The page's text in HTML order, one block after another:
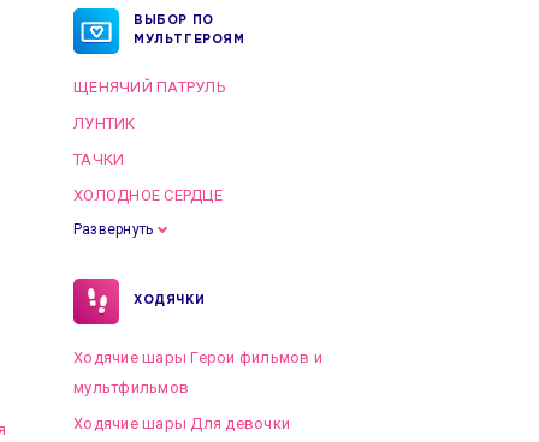
ВЫБОР ПО
МУЛЬТГЕРОЯМ
ЩЕНЯЧИЙ ПАТРУЛЬ
ЛУНТИК
ТАЧКИ
ХОЛОДНОЕ СЕРДЦЕ
Развернуть
ХОДЯЧКИ
Ходячие шары Герои фильмов и
мультфильмов
Ходячие шары Для девочки